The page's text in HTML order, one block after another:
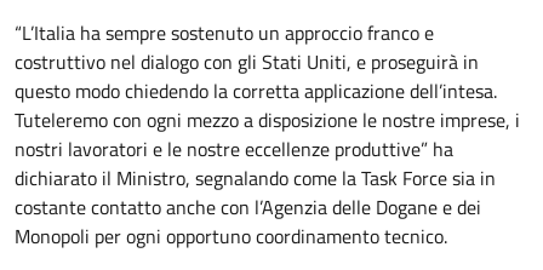
“L’Italia ha sempre sostenuto un approccio franco e
costruttivo nel dialogo con gli Stati Uniti, e proseguirà in
questo modo chiedendo la corretta applicazione dell’intesa.
Tuteleremo con ogni mezzo a disposizione le nostre imprese, i
nostri lavoratori e le nostre eccellenze produttive” ha
dichiarato il Ministro, segnalando come la Task Force sia in
costante contatto anche con l’Agenzia delle Dogane e dei
Monopoli per ogni opportuno coordinamento tecnico.